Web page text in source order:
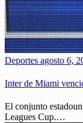
Deportes agosto 6,
Inter de Miami
El conjunto
Leagues Cup.…